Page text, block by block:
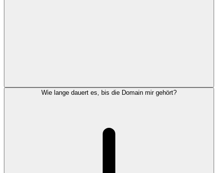
Wie lange dauert es, bis die Domain mir gehört?